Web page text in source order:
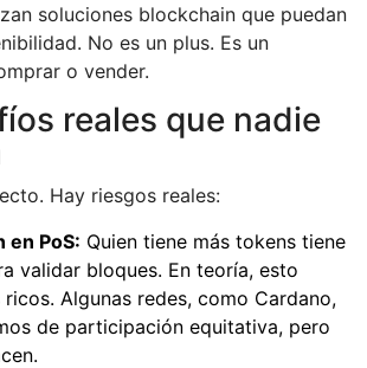
soluciones blockchain que puedan
No es un plus. Es un
o vender.
reales que nadie
Hay riesgos reales:
en PoS: Quien tiene más tokens tiene
validar bloques. En teoría, esto
Algunas redes, como Cardano,
de participación equitativa, pero